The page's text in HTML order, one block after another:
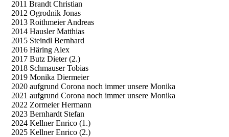
2011 Brandt Christian
2012 Ogrodnik Jonas
2013 Roithmeier Andreas
2014 Hausler Matthias
2015 Steindl Bernhard
2016 Häring Alex
2017 Butz Dieter (2.)
2018 Schmauser Tobias
2019 Monika Diermeier
2020 aufgrund Corona noch immer unsere Monika
2021 aufgrund Corona noch immer unsere Monika
2022 Zormeier Hermann
2023 Bernhardt Stefan
2024 Kellner Enrico (1.)
2025 Kellner Enrico (2.)